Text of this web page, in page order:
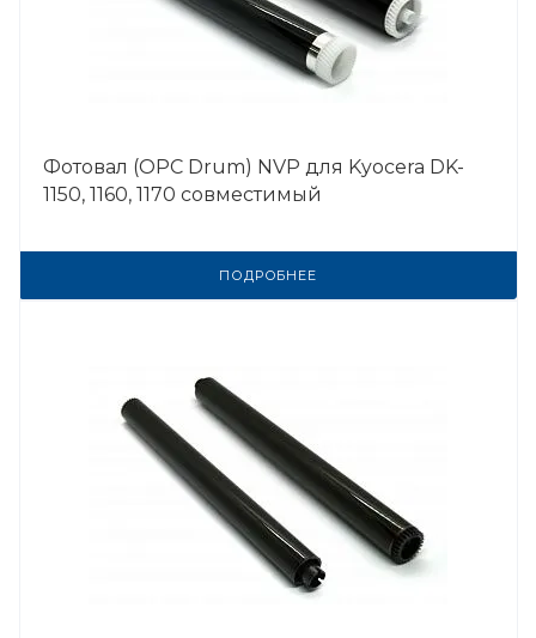
Фотовал (OPC Drum) NVP для Kyocera DK-
1150, 1160, 1170 совместимый
ПОДРОБНЕЕ